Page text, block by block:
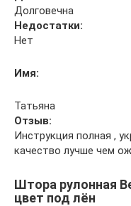
Долговечна
Недостатки:
Нет
Имя:
Татьяна
Отзыв:
Инструкция полная ,
качество лучше чем
Штора рулонная
цвет под лён